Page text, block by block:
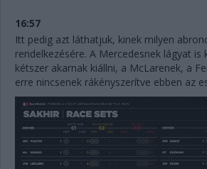
16:57
Itt pedig azt láthatjuk, kinek milyen
rendelkezésére. A Mercedesnek lágyat is
kétszer akarnak kiállni, a McLarenek, a
erre nincsenek rákényszerítve ebben az